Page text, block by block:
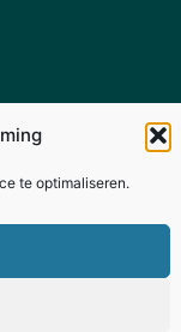
te optimaliseren.
door